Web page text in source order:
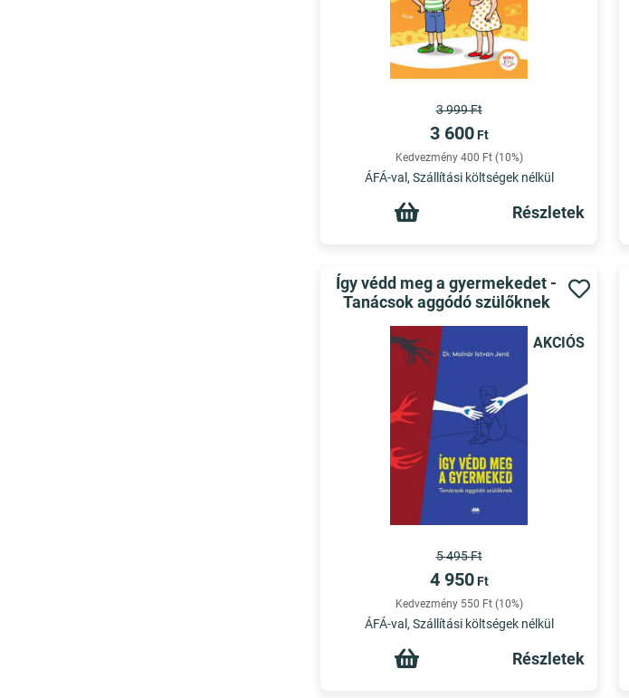
3 999 Ft
3 600 Ft
Kedvezmény 400 Ft (10%)
ÁFÁ-val, Szállítási költségek nélkül
Részletek
AKCIÓS
Így védd meg a gyermekedet -
Tanácsok aggódó szülőknek
5 495 Ft
4 950 Ft
Kedvezmény 550 Ft (10%)
ÁFÁ-val, Szállítási költségek nélkül
Részletek